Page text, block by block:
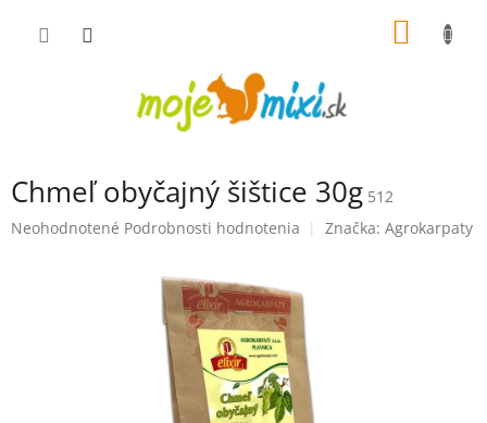
Chmeľ obyčajný šištice 30g 512
Priemerné hodnotenie produktu je 0,0 z 5 hviezdičiek.
Neohodnotené Podrobnosti hodnotenia Značka: Agrokarpaty